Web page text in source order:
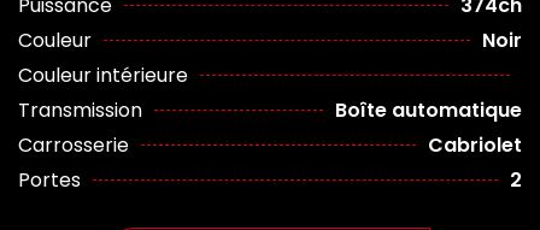
Puissance
374ch
Couleur
Noir
Couleur intérieure
Transmission
Boîte automatique
Carrosserie
Cabriolet
Portes
2